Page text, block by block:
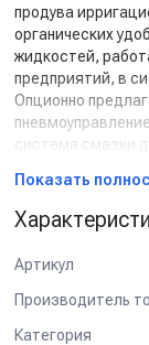
продува
органических
жидкостей,
предприятий, в
Опционно
система смазки
шкивами
Подробные
документации
Показать
Артикул
Производитель
Категория